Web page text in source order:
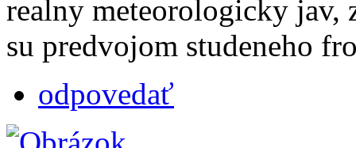
realny meteorologicky
su predvojom studeneho
odpovedať